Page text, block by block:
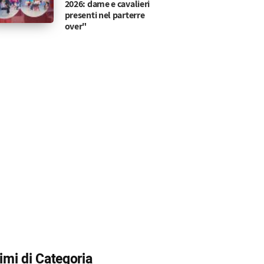
2026: dame e cavalieri
presenti nel parterre
over"
di Categoria